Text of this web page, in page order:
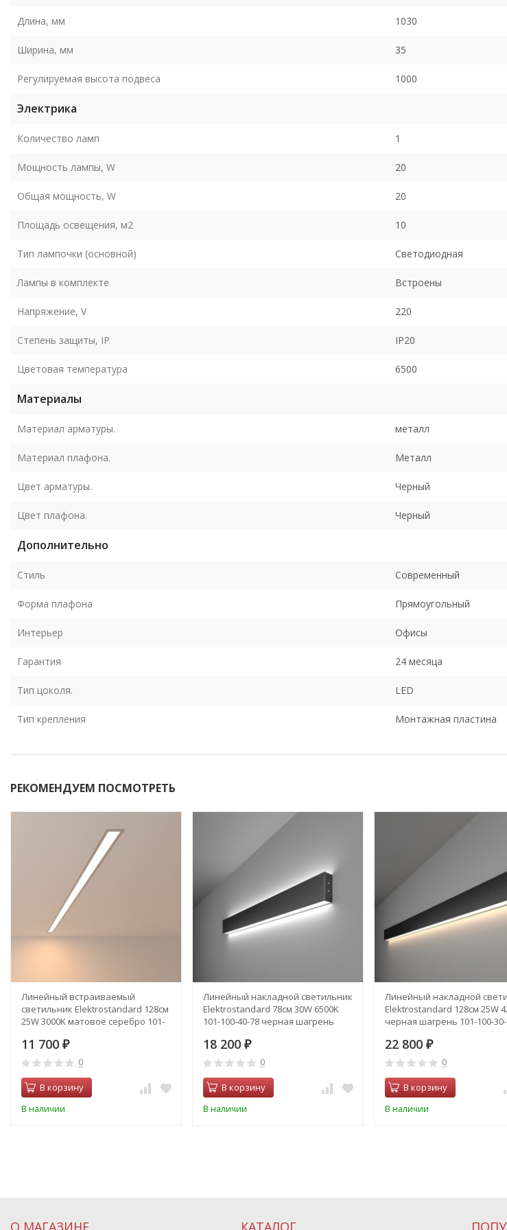
Длина, мм 1030
Ширина, мм 35
Регулируемая высота подвеса 1000
Электрика
Количество ламп 1
Мощность лампы, W 20
Общая мощность, W 20
Площадь освещения, м2 10
Тип лампочки (основной) Светодиодная
Лампы в комплекте Встроены
Напряжение, V 220
Степень защиты, IP IP20
Цветовая температура 6500
Материалы
Материал арматуры. металл
Материал плафона. Металл
Цвет арматуры. Черный
Цвет плафона. Черный
Дополнительно
Стиль Современный
Форма плафона Прямоугольный
Интерьер Офисы
Гарантия 24 месяца
Тип цоколя. LED
Тип крепления Монтажная пластина
РЕКОМЕНДУЕМ ПОСМОТРЕТЬ
Линейный встраиваемый
светильник Elektrostandard 128см
25W 3000K матовое серебро 101-
11 700 ₽
0
В корзину
В наличии
Линейный накладной светильник
Elektrostandard 78см 30W 6500K
101-100-40-78 черная шагрень
18 200 ₽
0
В корзину
В наличии
Линейный накладной
Elektrostandard 128см 25W
черная шагрень 101-100-
22 800 ₽
0
В корзину
В наличии